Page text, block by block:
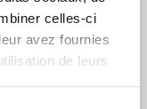
celles-ci
avez fournies
de leurs